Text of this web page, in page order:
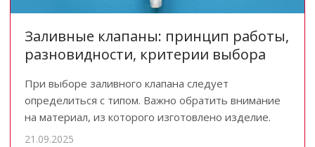
Заливные клапаны: принцип работы,
разновидности, критерии выбора
При выборе заливного клапана следует
определиться с типом. Важно обратить внимание
на материал, из которого изготовлено изделие.
21.09.2025